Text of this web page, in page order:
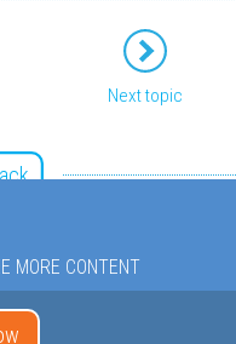
Next topic
MORE CONTENT